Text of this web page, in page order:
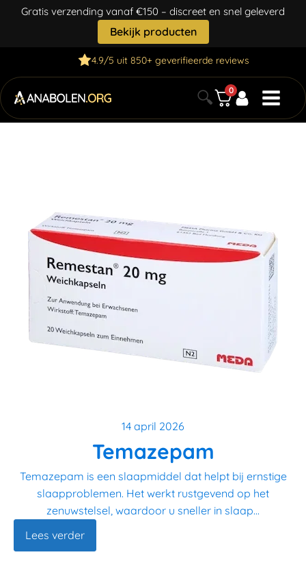
Gratis verzending vanaf €150 – discreet en snel geleverd
Bekijk producten
4.9/5 uit 850+ geverifieerde reviews
🔍 0
14 april 2026
Temazepam
Temazepam is een slaapmiddel dat helpt bij ernstige
slaapproblemen. Het werkt rustgevend op het
zenuwstelsel, waardoor u sneller in slaap...
Lees verder